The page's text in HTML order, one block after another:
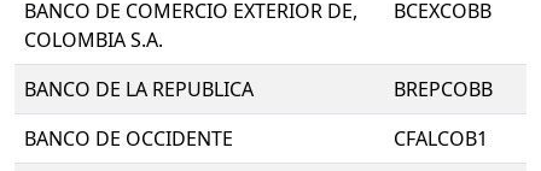
BANCO DE COMERCIO EXTERIOR DE,
COLOMBIA S.A.
BCEXCOBB
BANCO DE LA REPUBLICA
BREPCOBB
BANCO DE OCCIDENTE
CFALCOB1